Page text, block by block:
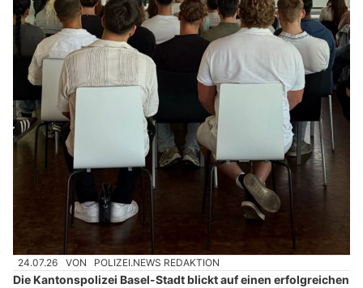
24.07.26 VON POLIZEI.NEWS REDAKTION
Die Kantonspolizei Basel-Stadt blickt auf einen erfolgreichen